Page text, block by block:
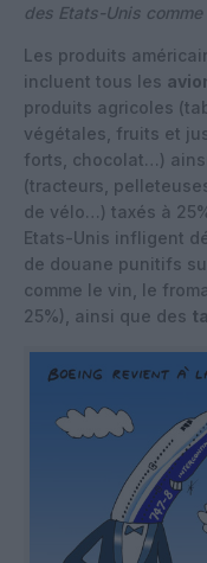
des Etats-Unis comme
Les produits
incluent tous les
produits agricoles
végétales, fruits et
forts, chocolat…)
(tracteurs,
de vélo…) taxés à
Etats-Unis infligent
de douane punitifs
comme le vin, le
25%), ainsi que des